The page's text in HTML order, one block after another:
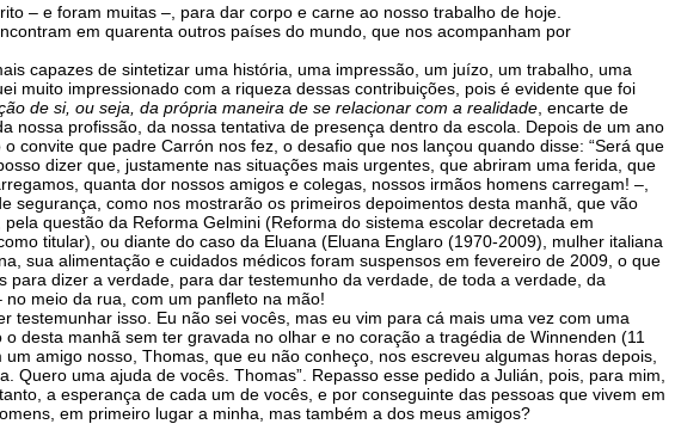
– e foram muitas –, para dar corpo e carne ao nosso trabalho de hoje.
em quarenta outros países do mundo, que nos acompanham por
capazes de sintetizar uma história, uma impressão, um juízo, um trabalho, uma
muito impressionado com a riqueza dessas contribuições, pois é evidente que foi
de si, ou seja, da própria maneira de se relacionar com a realidade , encarte de
nossa profissão, da nossa tentativa de presença dentro da escola. Depois de um ano
convite que padre Carrón nos fez, o desafio que nos lançou quando disse: “Será que
dizer que, justamente nas situações mais urgentes, que abriram uma ferida, que
quanta dor nossos amigos e colegas, nossos irmãos homens carregam! –,
como nos mostrarão os primeiros depoimentos desta manhã, que vão
questão da Reforma Gelmini (Reforma do sistema escolar decretada em
titular), ou diante do caso da Eluana (Eluana Englaro (1970-2009), mulher italiana
sua alimentação e cuidados médicos foram suspensos em fevereiro de 2009, o que
dizer a verdade, para dar testemunho da verdade, de toda a verdade, da
meio da rua, com um panfleto na mão!
isso. Eu não sei vocês, mas eu vim para cá mais uma vez com uma
desta manhã sem ter gravada no olhar e no coração a tragédia de Winnenden (11
amigo nosso, Thomas, que eu não conheço, nos escreveu algumas horas depois,
uma ajuda de vocês. Thomas”. Repasso esse pedido a Julián, pois, para mim,
a esperança de cada um de vocês, e por conseguinte das pessoas que vivem em
em primeiro lugar a minha, mas também a dos meus amigos?